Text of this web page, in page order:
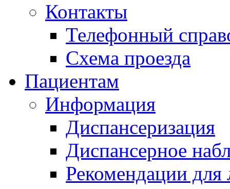
Контакты
Телефонный
Схема проезда
Пациентам
Информация
Диспансеризация
Диспансерное
Рекомендации для